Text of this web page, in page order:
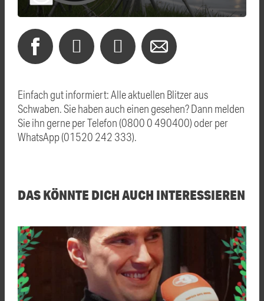
Einfach gut informiert: Alle aktuellen Blitzer aus
Schwaben. Sie haben auch einen gesehen? Dann melden
Sie ihn gerne per Telefon (0800 0 490400) oder per
WhatsApp (01520 242 333).
DAS KÖNNTE DICH AUCH INTERESSIEREN